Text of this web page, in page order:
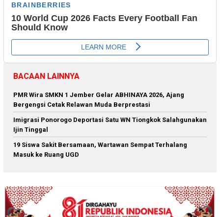
BACAAN LAINNYA
PMR Wira SMKN 1 Jember Gelar ABHINAYA 2026, Ajang
Bergengsi Cetak Relawan Muda Berprestasi
Imigrasi Ponorogo Deportasi Satu WN Tiongkok Salahgunakan
Ijin Tinggal
19 Siswa Sakit Bersamaan, Wartawan Sempat Terhalang
Masuk ke Ruang UGD